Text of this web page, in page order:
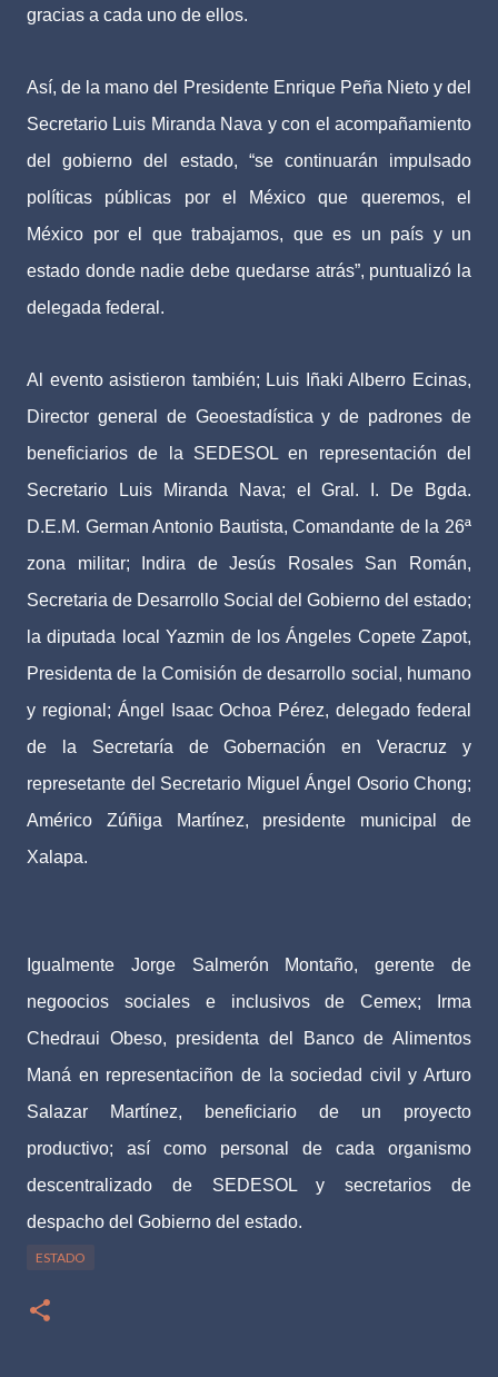
gracias a cada uno de ellos.
Así, de la mano del Presidente Enrique Peña Nieto y del
Secretario Luis Miranda Nava y con el acompañamiento
del gobierno del estado, “se continuarán impulsado
políticas públicas por el México que queremos, el
México por el que trabajamos, que es un país y un
estado donde nadie debe quedarse atrás”, puntualizó la
delegada federal.
Al evento asistieron también; Luis Iñaki Alberro Ecinas,
Director general de Geoestadística y de padrones de
beneficiarios de la SEDESOL en representación del
Secretario Luis Miranda Nava; el Gral. I. De Bgda.
D.E.M. German Antonio Bautista, Comandante de la 26ª
zona militar; Indira de Jesús Rosales San Román,
Secretaria de Desarrollo Social del Gobierno del estado;
la diputada local Yazmin de los Ángeles Copete Zapot,
Presidenta de la Comisión de desarrollo social, humano
y regional; Ángel Isaac Ochoa Pérez, delegado federal
de la Secretaría de Gobernación en Veracruz y
represetante del Secretario Miguel Ángel Osorio Chong;
Américo Zúñiga Martínez, presidente municipal de
Xalapa.
Igualmente Jorge Salmerón Montaño, gerente de
negoocios sociales e inclusivos de Cemex; Irma
Chedraui Obeso, presidenta del Banco de Alimentos
Maná en representaciñon de la sociedad civil y Arturo
Salazar Martínez, beneficiario de un proyecto
productivo; así como personal de cada organismo
descentralizado de SEDESOL y secretarios de
despacho del Gobierno del estado.
ESTADO